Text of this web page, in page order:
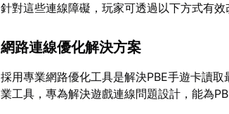
針對這些連線障礙，玩家可透過以下方式有效
網路連線優化解決方案
採用專業網路優化工具是解決PBE手遊卡讀取
業工具，專為解決遊戲連線問題設計，能為